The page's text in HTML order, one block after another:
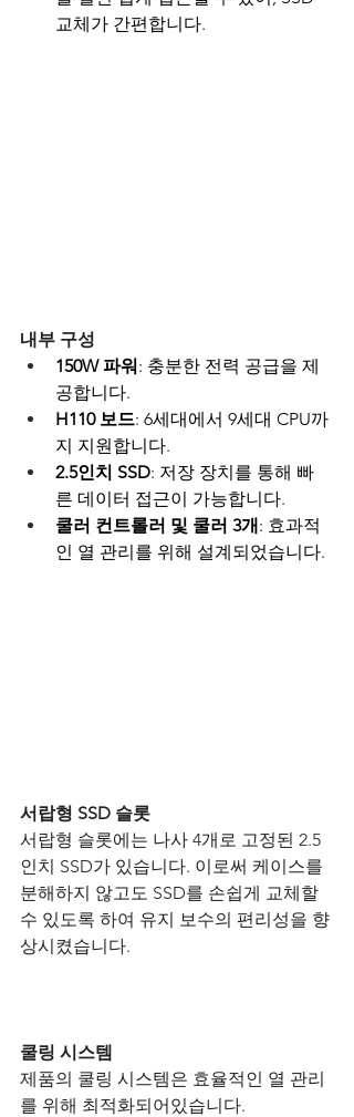
교체가 간편합니다.
내부 구성
150W 파워: 충분한 전력 공급을 제
공합니다.
H110 보드: 6세대에서 9세대 CPU까
지 지원합니다.
2.5인치 SSD: 저장 장치를 통해 빠
른 데이터 접근이 가능합니다.
쿨러 컨트롤러 및 쿨러 3개: 효과적
인 열 관리를 위해 설계되었습니다.
서랍형 SSD 슬롯
서랍형 슬롯에는 나사 4개로 고정된 2.5
인치 SSD가 있습니다. 이로써 케이스를
분해하지 않고도 SSD를 손쉽게 교체할
수 있도록 하여 유지 보수의 편리성을 향
상시켰습니다.
쿨링 시스템
제품의 쿨링 시스템은 효율적인 열 관리
를 위해 최적화되어있습니다.